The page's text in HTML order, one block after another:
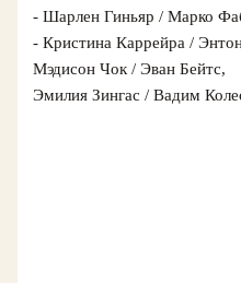
- Шарлен Гиньяр / Марко
- Кристина Каррейра /
Мэдисон Чок / Эван Бейтс,
Эмилия Зингас / Вадим